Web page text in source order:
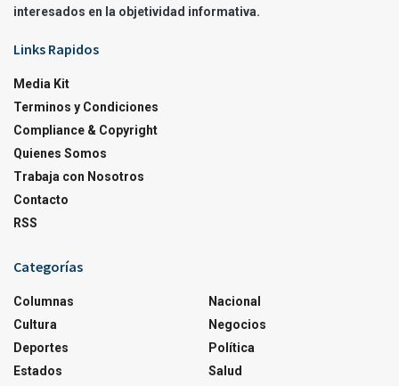
interesados en la objetividad informativa.
Links Rapidos
Media Kit
Terminos y Condiciones
Compliance & Copyright
Quienes Somos
Trabaja con Nosotros
Contacto
RSS
Categorías
Columnas
Cultura
Deportes
Estados
Nacional
Negocios
Política
Salud